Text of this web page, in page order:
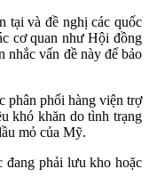
tại và đề nghị các quốc
cơ quan như Hội đồng
vấn đề này để bảo
phân phối hàng viện trợ
khó khăn do tình trạng
mỏ của Mỹ.
đang phải lưu kho hoặc